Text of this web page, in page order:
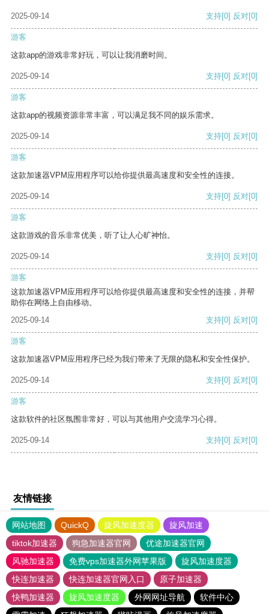
2025-09-14 支持[0] 反对[0]
游客
这款app的游戏非常好玩，可以让我消磨时间。
2025-09-14 支持[0] 反对[0]
游客
这款app的视频资源非常丰富，可以满足我不同的娱乐需求。
2025-09-14 支持[0] 反对[0]
游客
这款加速器VPM应用程序可以给你提供最高速度和安全性的连接。
2025-09-14 支持[0] 反对[0]
游客
这款游戏的音乐非常优美，听了让人心旷神怡。
2025-09-14 支持[0] 反对[0]
游客
这款加速器VPM应用程序可以给你提供最高速度和安全性的连接，并帮
助你在网络上自由移动。
2025-09-14
支持[0] 反对[0]
游客
这款加速器VPM应用程序已经为我们带来了无限的隐私和安全性保护。
2025-09-14 支持[0] 反对[0]
游客
这款软件的社区氛围非常好，可以与其他用户交流学习心得。
2025-09-14 支持[0] 反对[0]
友情链接
网站地图 QuickQ 旋风加速度器
旋风加速
tiktok加速器
狗急加速器官网
优途加速器官网
风驰加速器
免费vps加速器外网苹果版
旋风加速度器
快连加速器
快连加速器官网入口
原子加速器
快鸭加速器
旋风加速度器 外网网址导航
软件中心